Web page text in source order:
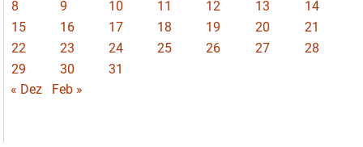
8
9 10 11 12 13
14
15
16 17 18 19 20
21
22
23 24 25 26 27
28
29
30
31
« Dez
Feb »